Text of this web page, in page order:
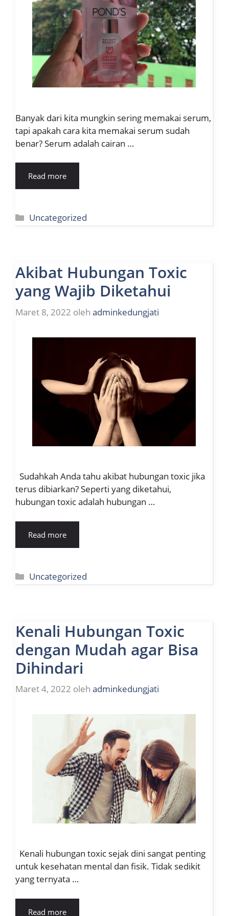
Banyak dari kita mungkin sering memakai serum,
tapi apakah cara kita memakai serum sudah
benar? Serum adalah cairan …
Read more
Kategori
Uncategorized
Akibat Hubungan Toxic
yang Wajib Diketahui
Maret 8, 2022 oleh adminkedungjati
Sudahkah Anda tahu akibat hubungan toxic jika
terus dibiarkan? Seperti yang diketahui,
hubungan toxic adalah hubungan …
Read more
Kategori
Uncategorized
Kenali Hubungan Toxic
dengan Mudah agar Bisa
Dihindari
Maret 4, 2022 oleh adminkedungjati
Kenali hubungan toxic sejak dini sangat penting
untuk kesehatan mental dan fisik. Tidak sedikit
yang ternyata …
Read more